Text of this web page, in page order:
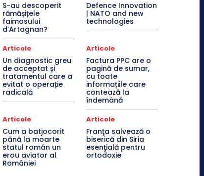
S-au descoperit
rămășițele
faimosului
d’Artagnan?
Defence Innovation
| NATO and new
technologies
Articole
Un diagnostic greu
de acceptat și
tratamentul care a
evitat o operație
radicală
Articole
Factura PPC are o
pagină de sumar,
cu toate
informațiile care
contează la
îndemână
Articole
Cum a batjocorit
până la moarte
statul român un
erou aviator al
României
Articole
Franţa salvează o
biserică din Siria
esenţială pentru
ortodoxie